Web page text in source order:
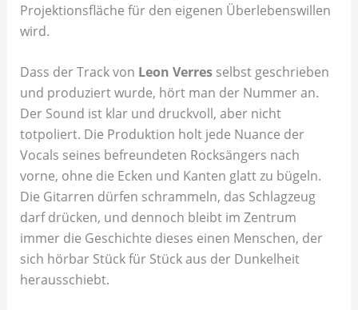
Projektionsfläche für den eigenen Überlebenswillen
wird.
Dass der Track von Leon Verresselbst geschrieben
und produziert wurde, hört man der Nummer an.
Der Sound ist klar und druckvoll, aber nicht
totpoliert. Die Produktion holt jede Nuance der
Vocals seines befreundeten Rocksängers nach
vorne, ohne die Ecken und Kanten glatt zu bügeln.
Die Gitarren dürfen schrammeln, das Schlagzeug
darf drücken, und dennoch bleibt im Zentrum
immer die Geschichte dieses einen Menschen, der
sich hörbar Stück für Stück aus der Dunkelheit
herausschiebt.